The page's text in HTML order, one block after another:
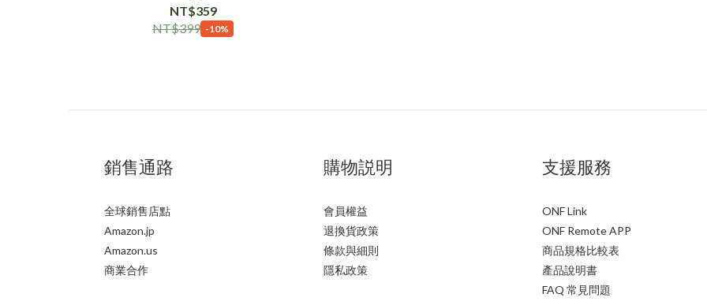
NT$359
NT$399 -10%
銷售通路
全球銷售店點
Amazon.jp
Amazon.us
商業合作
購物説明
會員權益
退換貨政策
條款與細則
隱私政策
支援服務
ONF Link
ONF Remote APP
商品規格比較表
產品說明書
FAQ 常見問題